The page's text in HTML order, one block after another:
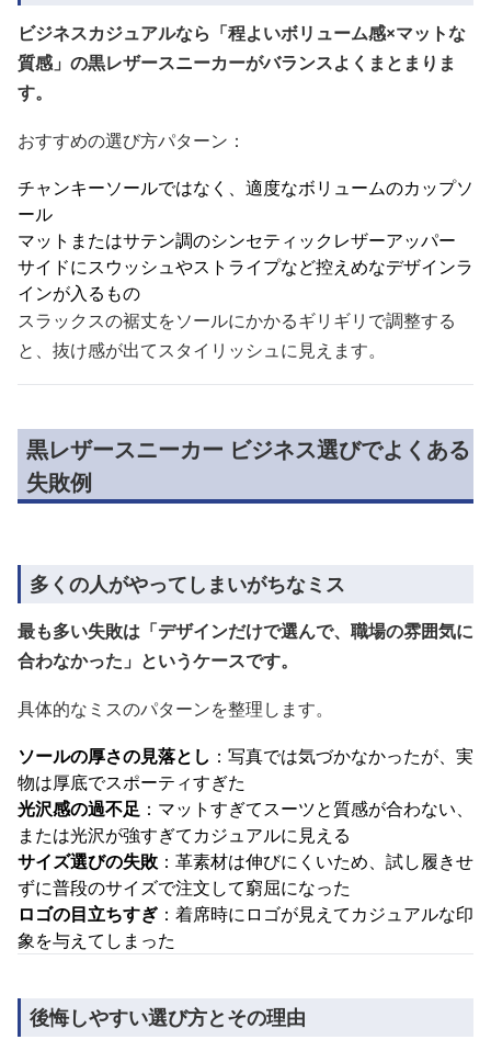
ビジネスカジュアルなら「程よいボリューム感×マットな
質感」の黒レザースニーカーがバランスよくまとまりま
す。
おすすめの選び方パターン：
チャンキーソールではなく、適度なボリュームのカップソ
ール
マットまたはサテン調のシンセティックレザーアッパー
サイドにスウッシュやストライプなど控えめなデザインラ
インが入るもの
スラックスの裾丈をソールにかかるギリギリで調整する
と、抜け感が出てスタイリッシュに見えます。
黒レザースニーカー ビジネス選びでよくある
失敗例
多くの人がやってしまいがちなミス
最も多い失敗は「デザインだけで選んで、職場の雰囲気に
合わなかった」というケースです。
具体的なミスのパターンを整理します。
ソールの厚さの見落とし ：写真では気づかなかったが、実
物は厚底でスポーティすぎた
光沢感の過不足 ：マットすぎてスーツと質感が合わない、
または光沢が強すぎてカジュアルに見える
サイズ選びの失敗 ：革素材は伸びにくいため、試し履きせ
ずに普段のサイズで注文して窮屈になった
ロゴの目立ちすぎ ：着席時にロゴが見えてカジュアルな印
象を与えてしまった
後悔しやすい選び方とその理由